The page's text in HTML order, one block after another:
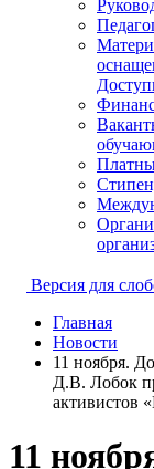
Версия для
Главная
Новости
11 ноября.
Д.В. Лобок
активистов
11